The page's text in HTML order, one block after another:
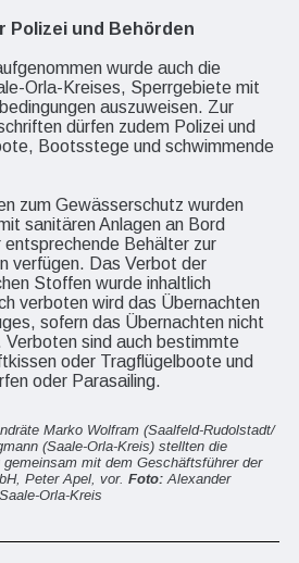
Polizei und Behörden
wurde auch die
Orla-Kreises, Sperrgebiete mit
auszuweisen. Zur
dürfen zudem Polizei und
Bootsstege und schwimmende
zum Gewässerschutz wurden
sanitären Anlagen an Bord
entsprechende Behälter zur
verfügen. Das Verbot der
Stoffen wurde inhaltlich
verboten wird das Übernachten
sofern das Übernachten nicht
sind auch bestimmte
oder Tragflügelboote und
oder Parasailing.
Marko Wolfram (Saalfeld-Rudolstadt/
(Saale-Orla-Kreis) stellten die
mit dem Geschäftsführer der
Peter Apel, vor. Foto: Alexander
Orla-Kreis